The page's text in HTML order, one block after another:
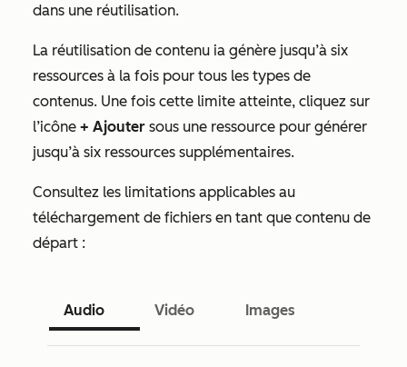
dans une réutilisation.
La réutilisation de contenu ia génère jusqu’à six
ressources à la fois pour tous les types de
contenus. Une fois cette limite atteinte, cliquez sur
l’icône + Ajouter sous une ressource pour générer
jusqu’à six ressources supplémentaires.
Consultez les limitations applicables au
téléchargement de fichiers en tant que contenu de
départ :
Audio Vidéo Images